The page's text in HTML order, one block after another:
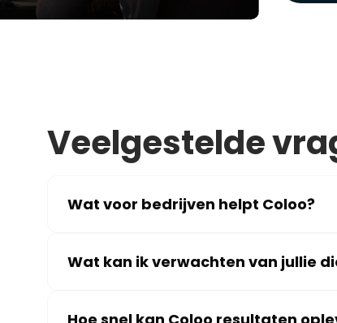
Veelgestelde
Wat voor bedrijven helpt Coloo?
Wat kan ik verwachten van jullie